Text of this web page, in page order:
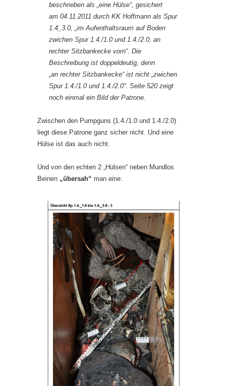
beschrieben als „eine Hülse“, gesichert
am 04.11.2011 durch KK Hoffmann als Spur
1.4_3.0, „im Aufenthaltsraum auf Boden
zwichen Spur 1.4./1.0 und 1.4./2.0; an
rechter Sitzbankecke vorn“. Die
Beschreibung ist doppeldeutig, denn
„an rechter Sitzbankecke“ ist nicht „zwichen
Spur 1.4./1.0 und 1.4./2.0“. Seite 520 zeigt
noch einmal ein Bild der Patrone.
Zwischen den Pumpguns (1.4./1.0 und 1.4./2.0)
liegt diese Patrone ganz sicher nicht. Und eine
Hülse ist das auch nicht.
Und von den echten 2 „Hülsen“ neben Mundlos
Beinen „übersah“ man eine: